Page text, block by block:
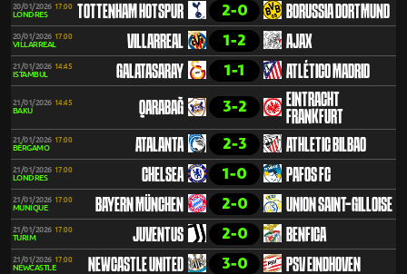
20/01/2026 17:00
LONDRES TOTTENHAM HOTSPUR 2-0 BORUSSIA DORTMUND
20/01/2026 17:00
VILLARREAL VILLARREAL 1-2 AJAX
21/01/2026 14:45
ISTAMBUL GALATASARAY 1-1 ATLÉTICO MADRID
21/01/2026 14:45
BAKU QARABAĞ 3-2
EINTRACHT
FRANKFURT
21/01/2026 17:00
BÉRGAMO ATALANTA 2-3 ATHLETIC BILBAO
21/01/2026 17:00
LONDRES CHELSEA 1-0 PAFOS FC
21/01/2026 17:00
MUNIQUE BAYERN MÜNCHEN 2-0 UNION SAINT-GILLOISE
21/01/2026 17:00
TURIM JUVENTUS 2-0 BENFICA
21/01/2026 17:00
NEWCASTLE NEWCASTLE UNITED 3-0 PSV EINDHOVEN